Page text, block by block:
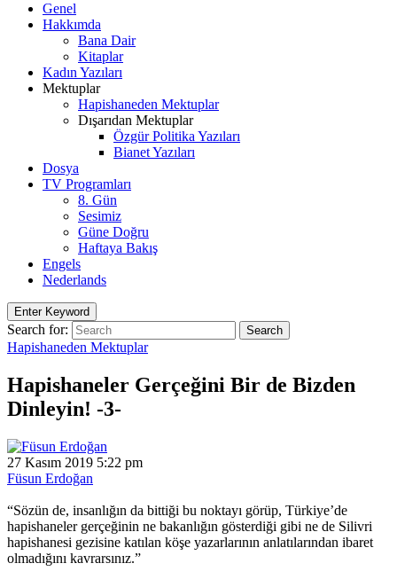
Genel
Hakkımda
Bana Dair
Kitaplar
Kadın Yazıları
Mektuplar
Hapishaneden Mektuplar
Dışarıdan Mektuplar
Özgür Politika Yazıları
Bianet Yazıları
Dosya
TV Programları
8. Gün
Sesimiz
Güne Doğru
Haftaya Bakış
Engels
Nederlands
Enter Keyword
Search for: Search
Hapishaneden Mektuplar
Hapishaneler Gerçeğini Bir de Bizden
Dinleyin! -3-
27 Kasım 2019 5:22 pm
Füsun Erdoğan
“Sözün de, insanlığın da bittiği bu noktayı görüp, Türkiye’de
hapishaneler gerçeğinin ne bakanlığın gösterdiği gibi ne de Silivri
hapishanesi gezisine katılan köşe yazarlarının anlatılarından ibaret
olmadığını kavrarsınız.”